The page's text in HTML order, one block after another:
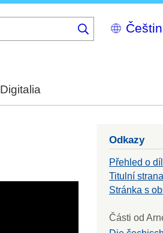
Select
your
Digitalia
Odkazy
Přehled o
Titulní strana
Stránka s
Části od